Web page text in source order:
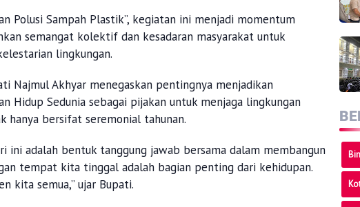
Polusi Sampah Plastik”, kegiatan ini menjadi momentum
semangat kolektif dan kesadaran masyarakat untuk
lingkungan.
Najmul Akhyar menegaskan pentingnya menjadikan
Hidup Sedunia sebagai pijakan untuk menjaga lingkungan
hanya bersifat seremonial tahunan.
ini adalah bentuk tanggung jawab bersama dalam membangun
tempat kita tinggal adalah bagian penting dari kehidupan.
kita semua,” ujar Bupati.